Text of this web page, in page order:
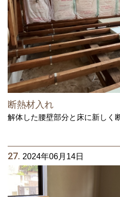
断熱材入れ
解体した腰壁部分と床に新しく
27. 2024年06月14日